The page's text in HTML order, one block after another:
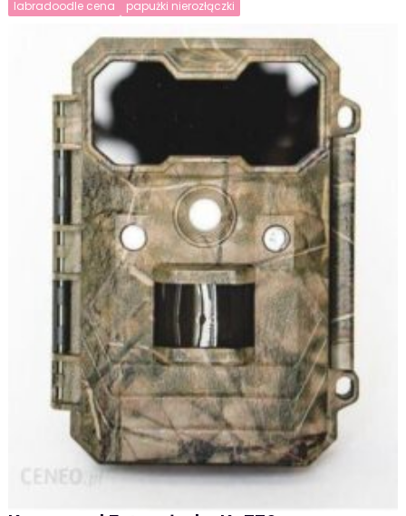
labradoodle cena papużki nierozłączki